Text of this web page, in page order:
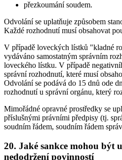
přezkoumání soudem.
Odvolání se uplatňuje způsobem
Každé rozhodnutí musí obsahovat
V případě loveckých lístků "kladné
vydáváno samostatným správním
loveckého lístku. V případě
správní rozhodnutí, které musí
Odvolání se podává do 15 dnů ode
rozhodnutí u správní orgánu, který
Mimořádné opravné prostředky se
příslušnými právními předpisy (tj.
soudním řádem, soudním řádem
20. Jaké sankce mohou být
nedodržení povinností